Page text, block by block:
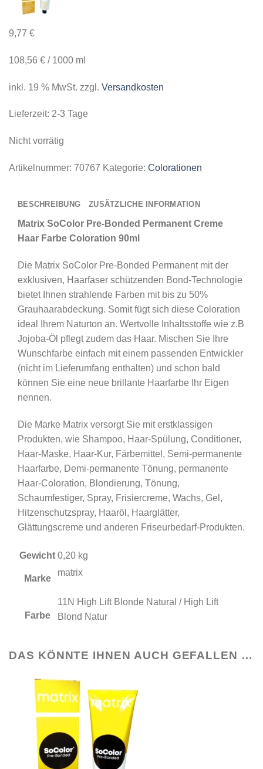
9,77 €
108,56 € / 1000 ml
inkl. 19 % MwSt. zzgl. Versandkosten
Lieferzeit: 2-3 Tage
Nicht vorrätig
Artikelnummer: 70767 Kategorie: Colorationen
BESCHREIBUNG ZUSÄTZLICHE INFORMATION
Matrix SoColor Pre-Bonded Permanent Creme
Haar Farbe Coloration 90ml
Die Matrix SoColor Pre-Bonded Permanent mit der
exklusiven, Haarfaser schützenden Bond-Technologie
bietet Ihnen strahlende Farben mit bis zu 50%
Grauhaarabdeckung. Somit fügt sich diese Coloration
ideal Ihrem Naturton an. Wertvolle Inhaltsstoffe wie z.B
Jojoba-Öl pflegt zudem das Haar. Mischen Sie Ihre
Wunschfarbe einfach mit einem passenden Entwickler
(nicht im Lieferumfang enthalten) und schon bald
können Sie eine neue brillante Haarfarbe Ihr Eigen
nennen.
Die Marke Matrix versorgt Sie mit erstklassigen
Produkten, wie Shampoo, Haar-Spülung, Conditioner,
Haar-Maske, Haar-Kur, Färbemittel, Semi-permanente
Haarfarbe, Demi-permanente Tönung, permanente
Haar-Coloration, Blondierung, Tönung,
Schaumfestiger, Spray, Frisiercreme, Wachs, Gel,
Hitzenschutzspray, Haaröl, Haarglätter,
Glättungscreme und anderen Friseurbedarf-Produkten.
Gewicht 0,20 kg
Marke
matrix
Farbe
11N High Lift Blonde Natural / High Lift
Blond Natur
DAS KÖNNTE IHNEN AUCH GEFALLEN …